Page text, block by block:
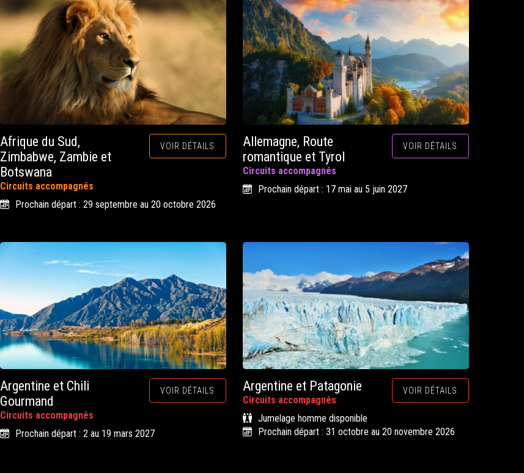
Afrique du Sud,
Zimbabwe, Zambie et
Botswana
Circuits accompagnés
VOIR DÉTAILS
Prochain départ : 29 septembre au 20 octobre 2026
Allemagne, Route
romantique et Tyrol
Circuits accompagnés
VOIR DÉTAILS
Prochain départ : 17 mai au 5 juin 2027
Argentine et Chili
Gourmand
Circuits accompagnés
VOIR DÉTAILS
Prochain départ : 2 au 19 mars 2027
Argentine et Patagonie
Circuits accompagnés
VOIR DÉTAILS
Jumelage homme disponible
Prochain départ : 31 octobre au 20 novembre 2026